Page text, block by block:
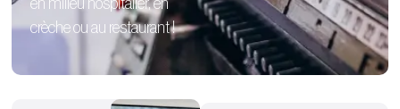
en milieu hospitalier, en
crèche ou au restaurant !